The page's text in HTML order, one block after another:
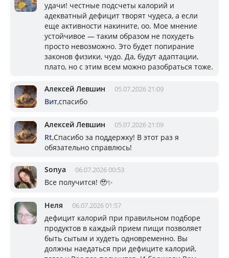
удачи! честные подсчеты калорий и
адекватный дефицит творят чудеса, а если
еще активности накините, оо. Мое мнение
устойчивое — таким образом не похудеть
просто невозможно. Это будет попирание
законов физики, чудо. Да, будут адаптации,
плато, но с этим всем можно разобраться тоже.
Алексей Левшин 05.07.2026 21:09
Вит,спасибо
Алексей Левшин 05.07.2026 21:09
Rt,Спасибо за поддержку! В этот раз я
обязательно справлюсь!
Sonya 06.07.2026 00:53
Все получится! 🥹✨
Неля 06.07.2026 01:57
дефицит калорий при правильном подборе
продуктов в каждый прием пищи позволяет
быть сытым и худеть одновременно. Вы
должны наедаться при дефиците калорий,